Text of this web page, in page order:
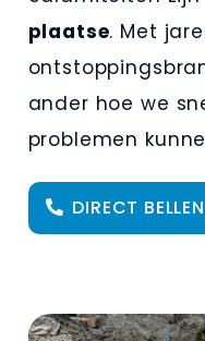
plaatse. Met
ander hoe we
problemen
DIRECT BELLEN